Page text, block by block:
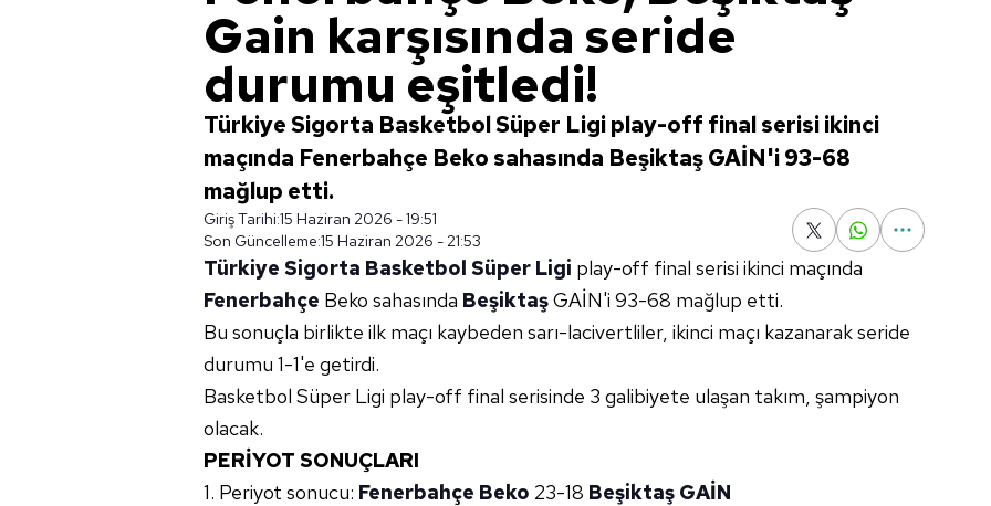
Gain karşısında seride
durumu eşitledi!
Türkiye Sigorta Basketbol Süper Ligi play-off final serisi ikinci
maçında Fenerbahçe Beko sahasında Beşiktaş GAİN'i 93-68
mağlup etti.
Giriş Tarihi:15 Haziran 2026 - 19:51
Son Güncelleme:15 Haziran 2026 - 21:53
Türkiye Sigorta Basketbol Süper Ligi play-off final serisi ikinci maçında
Fenerbahçe Beko sahasında BeşiktaşGAİN'i 93-68 mağlup etti.
Bu sonuçla birlikte ilk maçı kaybeden sarı-lacivertliler, ikinci maçı kazanarak seride
durumu 1-1'e getirdi.
Basketbol Süper Ligi play-off final serisinde 3 galibiyete ulaşan takım, şampiyon
olacak.
PERİYOT SONUÇLARI
1. Periyot sonucu: Fenerbahçe Beko 23-18 Beşiktaş GAİN